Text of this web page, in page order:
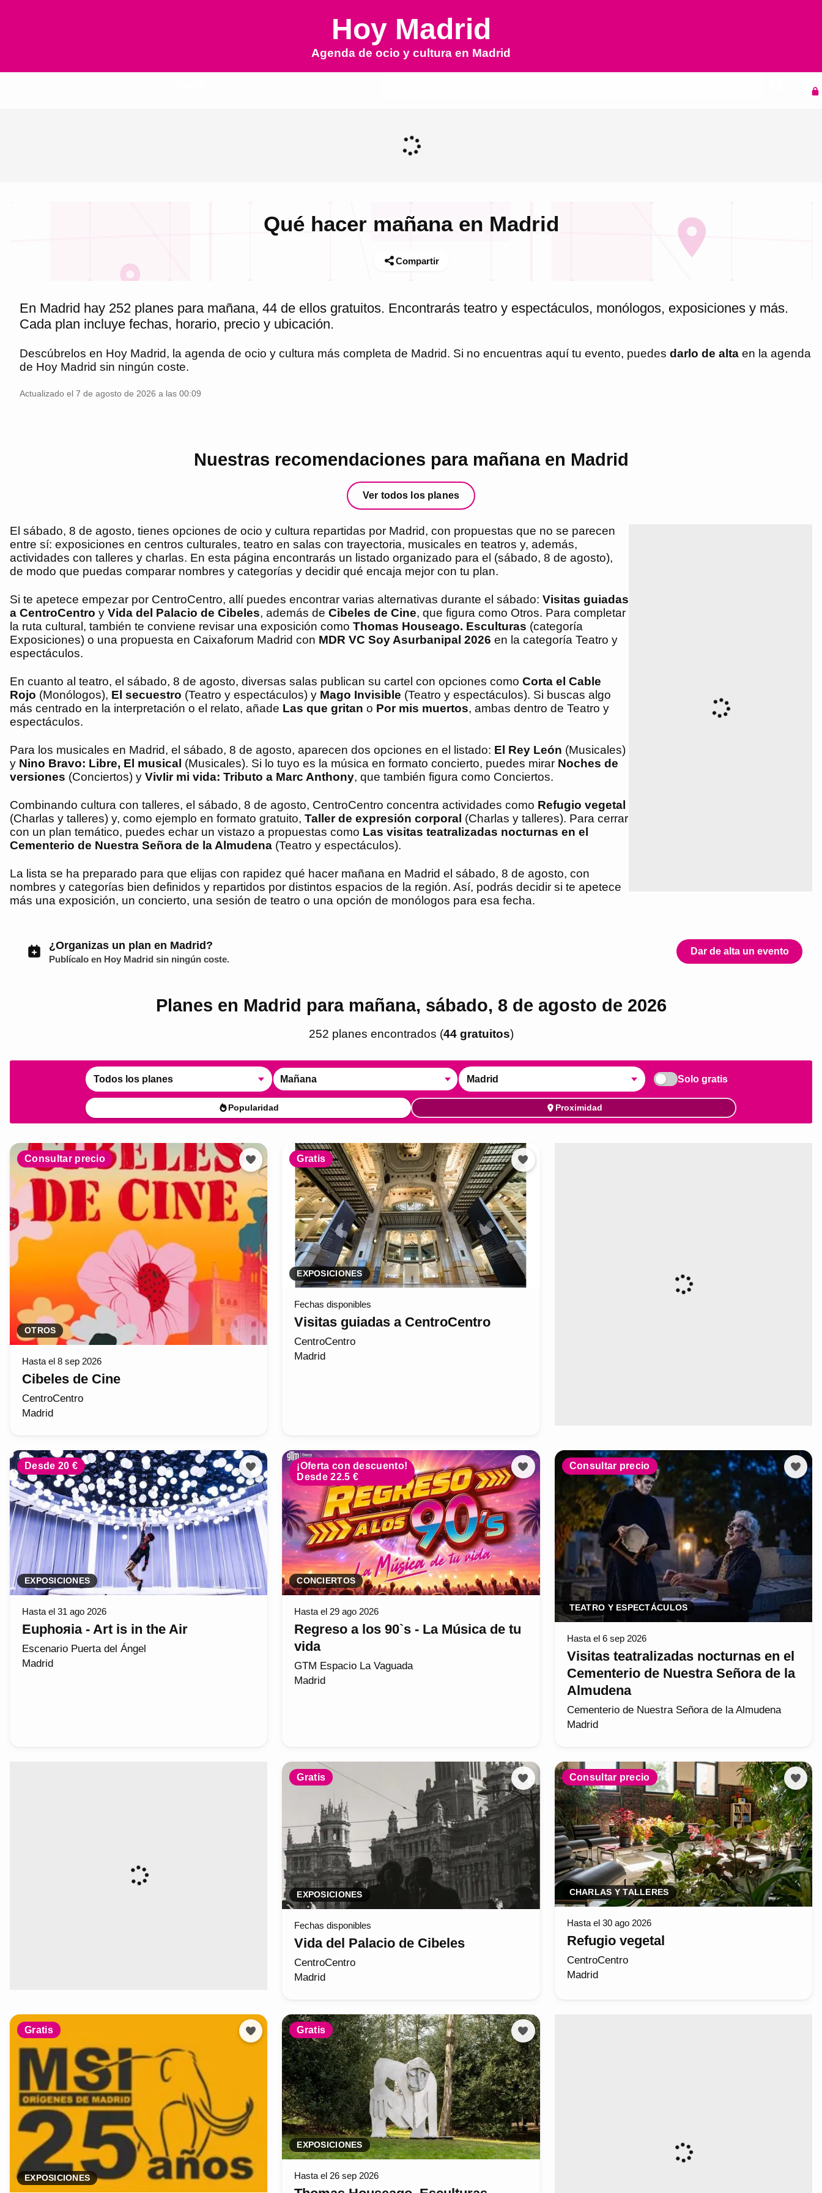
Hoy Madrid
Agenda de ocio y cultura en Madrid
Qué hacer mañana en Madrid
Compartir
En Madrid hay 252 planes para mañana, 44 de ellos gratuitos. Encontrarás teatro y espectáculos, monólogos, exposiciones y más.
Cada plan incluye fechas, horario, precio y ubicación.
Descúbrelos en Hoy Madrid, la agenda de ocio y cultura más completa de Madrid. Si no encuentras aquí tu evento, puedes darlo de alta en la agenda
de Hoy Madrid sin ningún coste.
Actualizado el 7 de agosto de 2026 a las 00:09
Nuestras recomendaciones para mañana en Madrid
Ver todos los planes
El sábado, 8 de agosto, tienes opciones de ocio y cultura repartidas por Madrid, con propuestas que no se parecen
entre sí: exposiciones en centros culturales, teatro en salas con trayectoria, musicales en teatros y, además,
actividades con talleres y charlas. En esta página encontrarás un listado organizado para el (sábado, 8 de agosto),
de modo que puedas comparar nombres y categorías y decidir qué encaja mejor con tu plan.
Si te apetece empezar por CentroCentro, allí puedes encontrar varias alternativas durante el sábado: Visitas guiadas
a CentroCentro y Vida del Palacio de Cibeles, además de Cibeles de Cine, que figura como Otros. Para completar
la ruta cultural, también te conviene revisar una exposición como Thomas Houseago. Esculturas (categoría
Exposiciones) o una propuesta en Caixaforum Madrid con MDR VC Soy Asurbanipal 2026 en la categoría Teatro y
espectáculos.
En cuanto al teatro, el sábado, 8 de agosto, diversas salas publican su cartel con opciones como Corta el Cable
Rojo (Monólogos), El secuestro (Teatro y espectáculos) y Mago Invisible (Teatro y espectáculos). Si buscas algo
más centrado en la interpretación o el relato, añade Las que gritan o Por mis muertos, ambas dentro de Teatro y
espectáculos.
Para los musicales en Madrid, el sábado, 8 de agosto, aparecen dos opciones en el listado: El Rey León (Musicales)
y Nino Bravo: Libre, El musical (Musicales). Si lo tuyo es la música en formato concierto, puedes mirar Noches de
versiones (Conciertos) y VivIir mi vida: Tributo a Marc Anthony, que también figura como Conciertos.
Combinando cultura con talleres, el sábado, 8 de agosto, CentroCentro concentra actividades como Refugio vegetal
(Charlas y talleres) y, como ejemplo en formato gratuito, Taller de expresión corporal (Charlas y talleres). Para cerrar
con un plan temático, puedes echar un vistazo a propuestas como Las visitas teatralizadas nocturnas en el
Cementerio de Nuestra Señora de la Almudena (Teatro y espectáculos).
La lista se ha preparado para que elijas con rapidez qué hacer mañana en Madrid el sábado, 8 de agosto, con
nombres y categorías bien definidos y repartidos por distintos espacios de la región. Así, podrás decidir si te apetece
más una exposición, un concierto, una sesión de teatro o una opción de monólogos para esa fecha.
¿Organizas un plan en Madrid?
Publícalo en Hoy Madrid sin ningún coste.
Dar de alta un evento
Planes en Madrid para mañana, sábado, 8 de agosto de 2026
252 planes encontrados (44gratuitos)
Todos los planes Mañana Madrid Solo gratis
Popularidad Proximidad
Consultar precio
OTROS
Hasta el 8 sep 2026
Cibeles de Cine
CentroCentro
Madrid
Gratis
EXPOSICIONES
Fechas disponibles
Visitas guiadas a CentroCentro
CentroCentro
Madrid
Desde 20 €
EXPOSICIONES
Hasta el 31 ago 2026
Euphoяia - Art is in the Air
Escenario Puerta del Ángel
Madrid
¡Oferta con descuento!
Desde 22.5 €
CONCIERTOS
Hasta el 29 ago 2026
Regreso a los 90`s - La Música de tu
vida
GTM Espacio La Vaguada
Madrid
Consultar precio
TEATRO Y ESPECTÁCULOS
Hasta el 6 sep 2026
Visitas teatralizadas nocturnas en el
Cementerio de Nuestra Señora de la
Almudena
Cementerio de Nuestra Señora de la Almudena
Madrid
Gratis
EXPOSICIONES
Fechas disponibles
Vida del Palacio de Cibeles
CentroCentro
Madrid
Consultar precio
CHARLAS Y TALLERES
Hasta el 30 ago 2026
Refugio vegetal
CentroCentro
Madrid
Gratis
EXPOSICIONES
Gratis
EXPOSICIONES
Hasta el 26 sep 2026